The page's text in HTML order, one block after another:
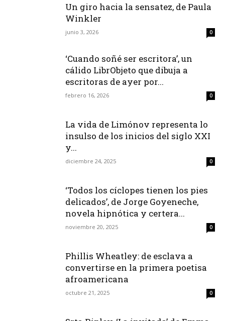
Un giro hacia la sensatez, de Paula
Winkler
junio 3, 2026 0
‘Cuando soñé ser escritora’, un
cálido LibrObjeto que dibuja a
escritoras de ayer por...
febrero 16, 2026 0
La vida de Limónov representa lo
insulso de los inicios del siglo XXI
y...
diciembre 24, 2025 0
‘Todos los cíclopes tienen los pies
delicados’, de Jorge Goyeneche,
novela hipnótica y certera...
noviembre 20, 2025 0
Phillis Wheatley: de esclava a
convertirse en la primera poetisa
afroamericana
octubre 21, 2025 0